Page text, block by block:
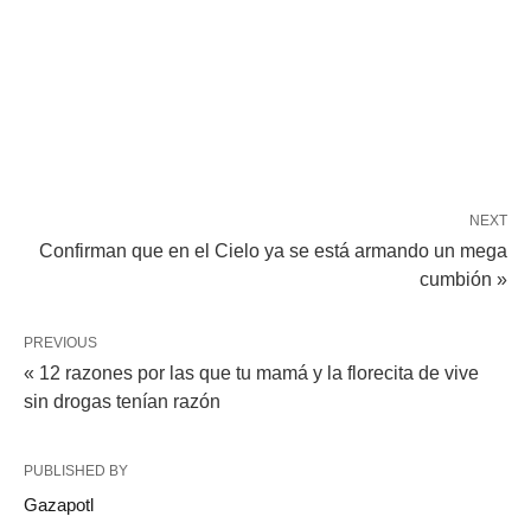
NEXT
Confirman que en el Cielo ya se está armando un mega
cumbión »
PREVIOUS
« 12 razones por las que tu mamá y la florecita de vive
sin drogas tenían razón
PUBLISHED BY
Gazapotl